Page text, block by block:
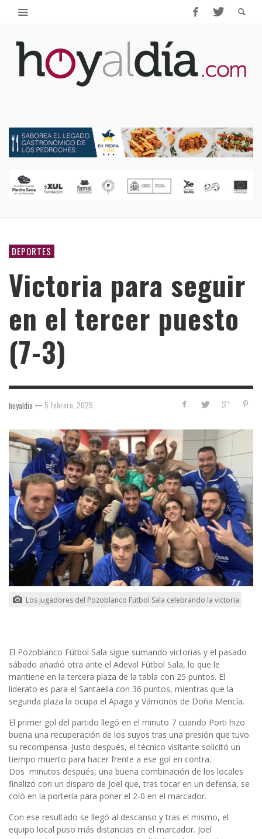
DEPORTES
Victoria para seguir
en el tercer puesto
(7-3)
hoyaldia — 5 febrero, 2025
Los jugadores del Pozoblanco Fútbol Sala celebrando la victoria
El Pozoblanco Fútbol Sala sigue sumando victorias y el pasado
sábado añadió otra ante el Adeval Fútbol Sala, lo que le
mantiene en la tercera plaza de la tabla con 25 puntos. El
liderato es para el Santaella con 36 puntos, mientras que la
segunda plaza la ocupa el Apaga y Vámonos de Doña Mencía.
El primer gol del partido llegó en el minuto 7 cuando Porti hizo
buena una recuperación de los suyos tras una presión que tuvo
su recompensa. Justo después, el técnico visitante solicitó un
tiempo muerto para hacer frente a ese gol en contra.
Dos minutos después, una buena combinación de los locales
finalizó con un disparo de Joel que, tras tocar en un defensa, se
coló en la portería para poner el 2-0 en el marcador.
Con ese resultado se llegó al descanso y tras el mismo, el
equipo local puso más distancias en el marcador. Joel